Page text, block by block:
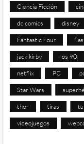
Ciencia Ficción
dc comics disney
Fantastic Four
jack kirby los 90
netflix PC
Star Wars
thor tiras
videojuegos